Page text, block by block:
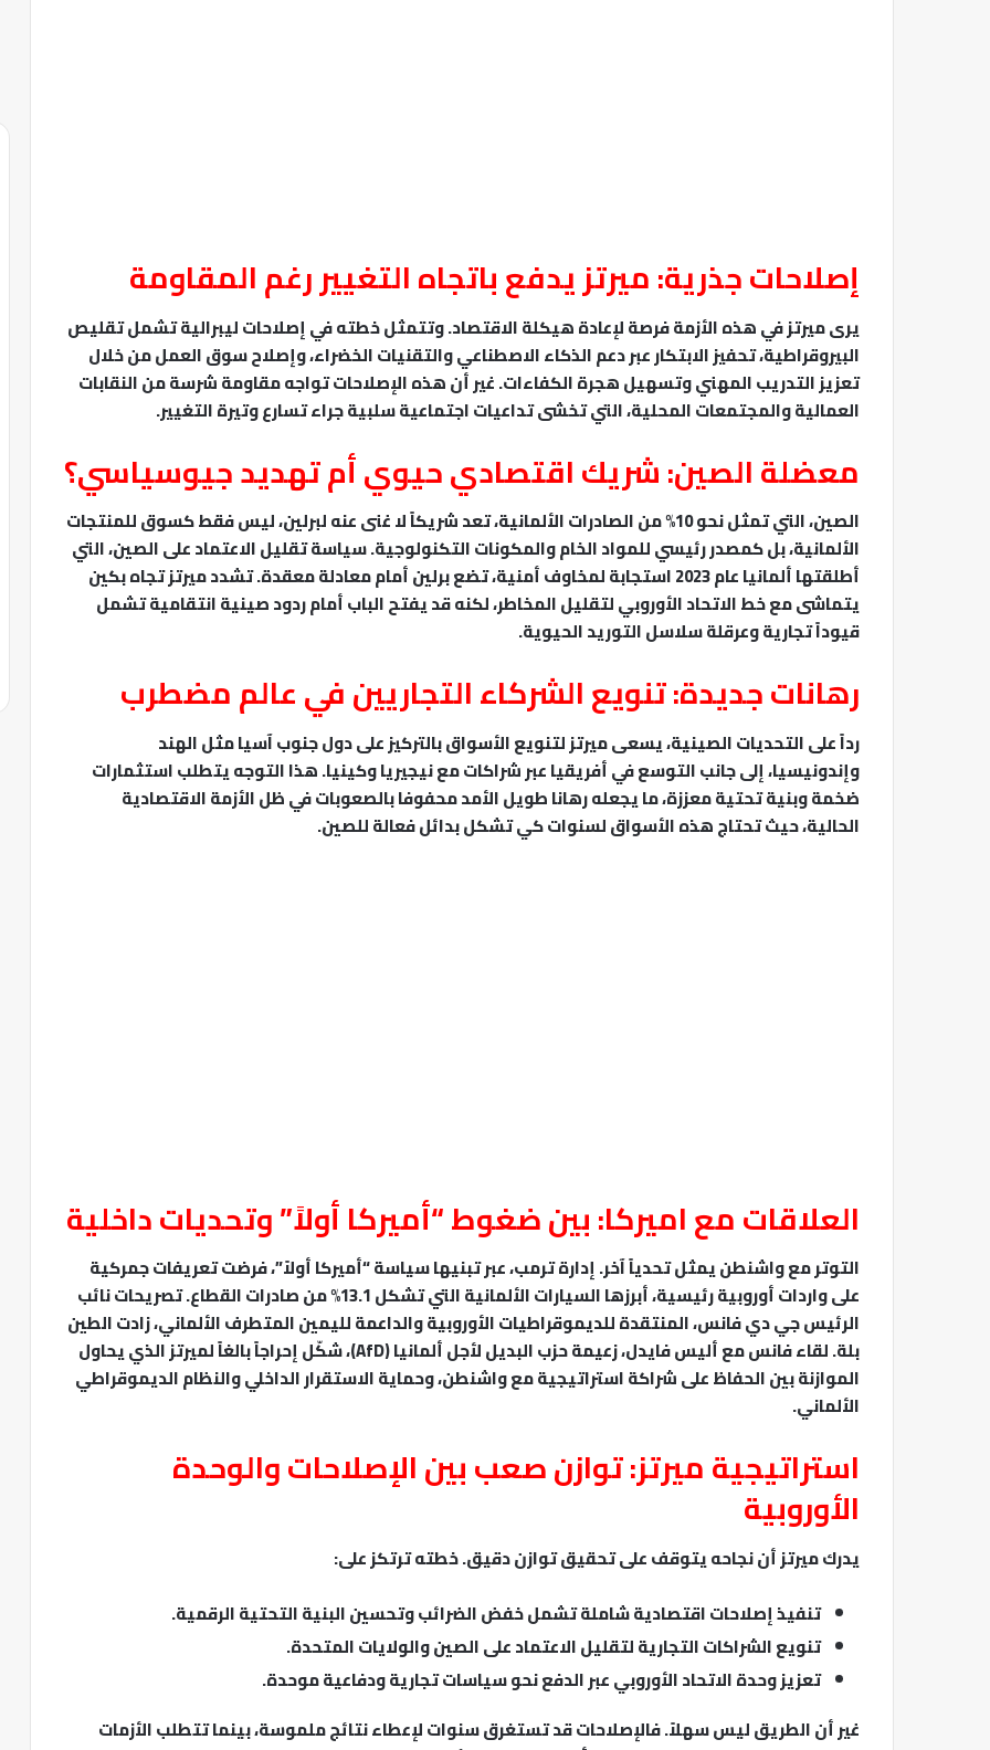
إصلاحات جذرية: ميرتز يدفع باتجاه التغيير رغم المقاومة
يرى ميرتز في هذه الأزمة فرصة لإعادة هيكلة الاقتصاد. وتتمثل خطته في إصلاحات ليبرالية تشمل تقليص
البيروقراطية، تحفيز الابتكار عبر دعم الذكاء الاصطناعي والتقنيات الخضراء، وإصلاح سوق العمل من خلال
تعزيز التدريب المهني وتسهيل هجرة الكفاءات. غير أن هذه الإصلاحات تواجه مقاومة شرسة من النقابات
العمالية والمجتمعات المحلية، التي تخشى تداعيات اجتماعية سلبية جراء تسارع وتيرة التغيير.
معضلة الصين: شريك اقتصادي حيوي أم تهديد جيوسياسي؟
الصين، التي تمثل نحو 10% من الصادرات الألمانية، تعد شريكاً لا غنى عنه لبرلين، ليس فقط كسوق للمنتجات
الألمانية، بل كمصدر رئيسي للمواد الخام والمكونات التكنولوجية. سياسة تقليل الاعتماد على الصين، التي
أطلقتها ألمانيا عام 2023 استجابة لمخاوف أمنية، تضع برلين أمام معادلة معقدة. تشدد ميرتز تجاه بكين
يتماشى مع خط الاتحاد الأوروبي لتقليل المخاطر، لكنه قد يفتح الباب أمام ردود صينية انتقامية تشمل
قيوداً تجارية وعرقلة سلاسل التوريد الحيوية.
رهانات جديدة: تنويع الشركاء التجاريين في عالم مضطرب
رداً على التحديات الصينية، يسعى ميرتز لتنويع الأسواق بالتركيز على دول جنوب آسيا مثل الهند
وإندونيسيا، إلى جانب التوسع في أفريقيا عبر شراكات مع نيجيريا وكينيا. هذا التوجه يتطلب استثمارات
ضخمة وبنية تحتية معززة، ما يجعله رهانا طويل الأمد محفوفا بالصعوبات في ظل الأزمة الاقتصادية
الحالية، حيث تحتاج هذه الأسواق لسنوات كي تشكل بدائل فعالة للصين.
العلاقات مع اميركا: بين ضغوط “أميركا أولاً” وتحديات داخلية
التوتر مع واشنطن يمثل تحدياً آخر. إدارة ترمب، عبر تبنيها سياسة “أميركا أولاً”، فرضت تعريفات جمركية
على واردات أوروبية رئيسية، أبرزها السيارات الألمانية التي تشكل 13.1% من صادرات القطاع. تصريحات نائب
الرئيس جي دي فانس، المنتقدة للديموقراطيات الأوروبية والداعمة لليمين المتطرف الألماني، زادت الطين
بلة. لقاء فانس مع أليس فايدل، زعيمة حزب البديل لأجل ألمانيا (AfD)، شكّل إحراجاً بالغاً لميرتز الذي يحاول
الموازنة بين الحفاظ على شراكة استراتيجية مع واشنطن، وحماية الاستقرار الداخلي والنظام الديموقراطي
الألماني.
استراتيجية ميرتز: توازن صعب بين الإصلاحات والوحدة
الأوروبية
يدرك ميرتز أن نجاحه يتوقف على تحقيق توازن دقيق. خطته ترتكز على:
تنفيذ إصلاحات اقتصادية شاملة تشمل خفض الضرائب وتحسين البنية التحتية الرقمية.
تنويع الشراكات التجارية لتقليل الاعتماد على الصين والولايات المتحدة.
تعزيز وحدة الاتحاد الأوروبي عبر الدفع نحو سياسات تجارية ودفاعية موحدة.
غير أن الطريق ليس سهلاً. فالإصلاحات قد تستغرق سنوات لإعطاء نتائج ملموسة، بينما تتطلب الأزمات